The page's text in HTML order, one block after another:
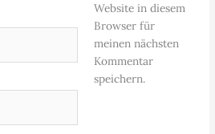
Website in diesem
Browser für
meinen nächsten
Kommentar
speichern.